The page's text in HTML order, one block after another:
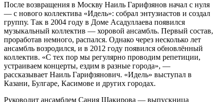
После возвращения в Москву Наиль Гарифзянов начал с нуля
— с нового коллектива «Идель»: собрал энтузиастов и создал
группу. Так в 2004 году в Доме Асадуллаева появился
музыкальный коллектив — хоровой ансамбль. Первый состав,
проработав немного, распался. Однако через несколько лет
ансамбль возродился, и в 2012 году появился обновлённый
коллектив. «С тех пор мы регулярно проводим репетиции,
устраиваем концерты, ездим в разные города», —
рассказывает Наиль Гарифзянович. «Идель» выступал в
Казани, Булгаре, Касимове и других городах.
Руководит ансамблем Сания Шакирова — выпускница